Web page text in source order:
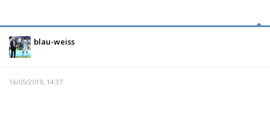
blau-weiss
16/05/2019, 14:37